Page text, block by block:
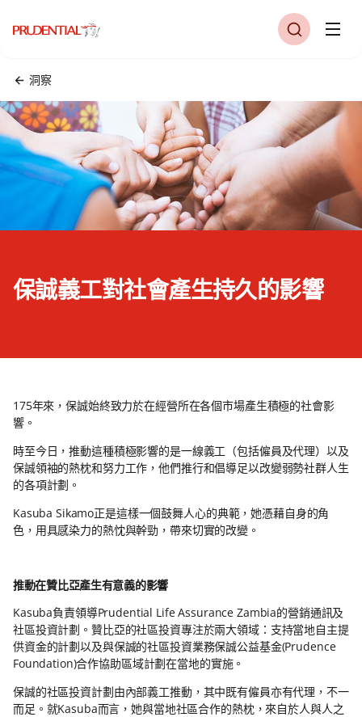
洞察
保誠義工對社會產生持久的影響
175年來，保誠始終致力於在經營所在各個市場產生積極的社會影
響。
時至今日，推動這種積極影響的是一線義工（包括僱員及代理）以及
保誠領袖的熱枕和努力工作，他們推行和倡導足以改變弱勢社群人生
的各項計劃。
Kasuba Sikamo正是這樣一個鼓舞人心的典範，她憑藉自身的角
色，用具感染力的熱忱與幹勁，帶來切實的改變。
推動在贊比亞產生有意義的影響
Kasuba負責領導Prudential Life Assurance Zambia的營銷通訊及
社區投資計劃。贊比亞的社區投資專注於兩大領域：支持當地自主提
供資金的計劃以及與保誠的社區投資業務保誠公益基金(Prudence
Foundation)合作協助區域計劃在當地的實施。
保誠的社區投資計劃由內部義工推動，其中既有僱員亦有代理，不一
而足。就Kasuba而言，她與當地社區合作的熱枕，來自於人與人之